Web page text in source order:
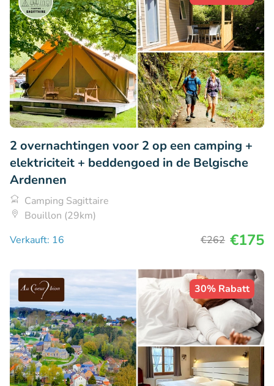
2 overnachtingen voor 2 op een camping +
elektriciteit + beddengoed in de Belgische
Ardennen
Camping Sagittaire
Bouillon (29km)
Verkauft: 16
€262 €175
30% Rabatt